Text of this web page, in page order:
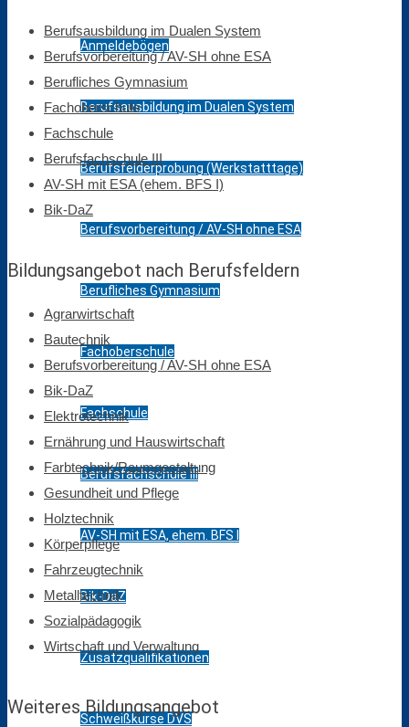
Anmeldebögen
Berufsausbildung im Dualen System
Berufsfelderprobung (Werkstatttage)
Berufsvorbereitung / AV-SH ohne ESA
Berufliches Gymnasium
Fachoberschule
Fachschule
Berufsfachschule III
AV-SH mit ESA, ehem. BFS I
Bik-DaZ
Zusatzqualifikationen
Schweißkurse DVS
Berufs­ausbildung im Dualen System
Berufsvorbereitung / AV-SH ohne ESA
Berufliches Gymnasium
Fach­oberschule
Fach­schule
Berufs­fach­schule III
AV-SH mit ESA (ehem. BFS I)
Bik-DaZ
Bildungs­angebot nach Berufs­feldern
Agrar­wirt­schaft
Bautechnik
Berufsvorbereitung / AV-SH ohne ESA
Bik-DaZ
Elektrotechnik
Ernährung und Haus­wirt­schaft
Farb­technik/Raum­ge­stal­tung
Gesundheit und Pflege
Holztechnik
Körper­pflege
Fahrzeugtechnik
Metalltechnik
Sozial­päda­gogik
Wirtschaft und Verwaltung
Weiteres Bildungsangebot